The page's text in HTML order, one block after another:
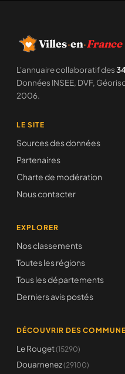
Villes·en·France
L'annuaire collaboratif des
Données INSEE, DVF,
2006.
LE SITE
Sources des données
Partenaires
Charte de modération
Nous contacter
EXPLORER
Nos classements
Toutes les régions
Tous les départements
Derniers avis postés
DÉCOUVRIR DES
Le Rouget(15290)
Douarnenez(29100)